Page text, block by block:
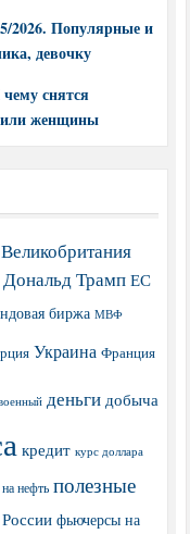
2026. Популярные и
девочку
снятся
или женщины
Великобритания
Дональд Трамп ЕС
биржа МВФ
Украина Франция
деньги добыча
кредит курс доллара
нефть полезные
фьючерсы на